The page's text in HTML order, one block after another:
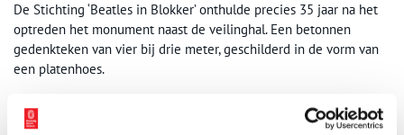
De Stichting ‘Beatles in Blokker’ onthulde precies 35 jaar na het
optreden het monument naast de veilinghal. Een betonnen
gedenkteken van vier bij drie meter, geschilderd in de vorm van
een platenhoes.
Het beeld is een initiatief geweest van Gert Elzinga, reclameman
en inwoner van Blokker. “Als ik uitleg waar ik woon weet niemand